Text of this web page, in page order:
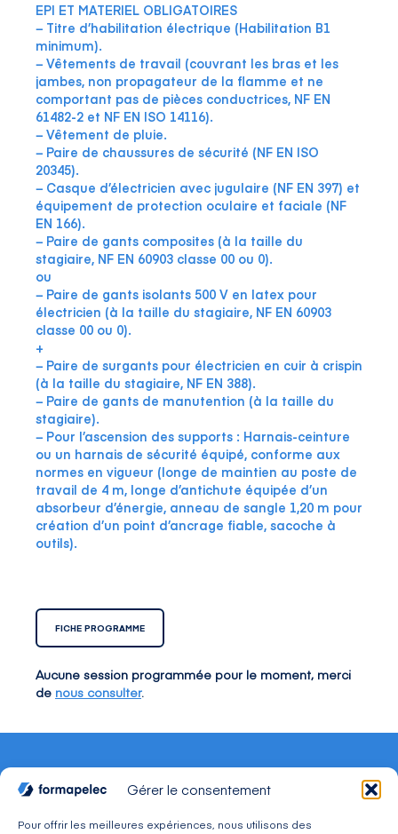
Gérer le consentement
Pour offrir les meilleures expériences, nous utilisons des
EPI ET MATERIEL OBLIGATOIRES
− Titre d’habilitation électrique (Habilitation B1
minimum).
− Vêtements de travail (couvrant les bras et les
jambes, non propagateur de la flamme et ne
comportant pas de pièces conductrices, NF EN
61482-2 et NF EN ISO 14116).
− Vêtement de pluie.
− Paire de chaussures de sécurité (NF EN ISO
20345).
− Casque d’électricien avec jugulaire (NF EN 397) et
équipement de protection oculaire et faciale (NF
EN 166).
− Paire de gants composites (à la taille du
stagiaire, NF EN 60903 classe 00 ou 0).
ou
− Paire de gants isolants 500 V en latex pour
électricien (à la taille du stagiaire, NF EN 60903
classe 00 ou 0).
+
− Paire de surgants pour électricien en cuir à crispin
(à la taille du stagiaire, NF EN 388).
− Paire de gants de manutention (à la taille du
stagiaire).
− Pour l’ascension des supports : Harnais-ceinture
ou un harnais de sécurité équipé, conforme aux
normes en vigueur (longe de maintien au poste de
travail de 4 m, longe d’antichute équipée d’un
absorbeur d’énergie, anneau de sangle 1,20 m pour
création d’un point d’ancrage fiable, sacoche à
outils).
FICHE PROGRAMME
Aucune session programmée pour le moment, merci
de nous consulter.